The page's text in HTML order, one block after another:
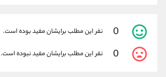
0 نفر این مطلب برایشان مفید بوده است.
0 نفر این مطلب برایشان مفید نبوده است.